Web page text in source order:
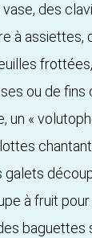
vase, des
à assiettes,
ou de fins
un «
galets
à fruit
baguettes